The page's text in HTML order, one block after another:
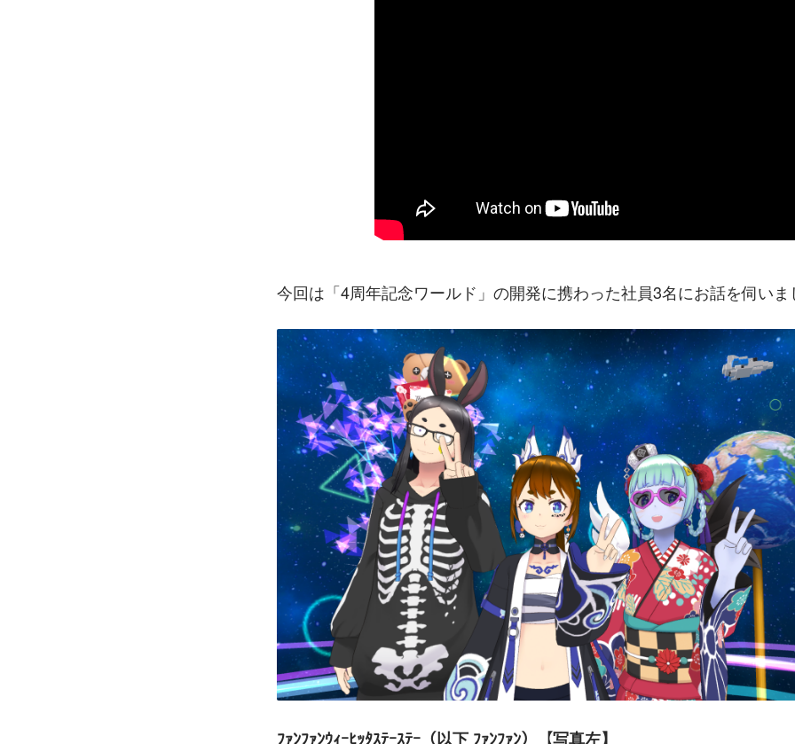
今回は「4周年記念ワールド」の開発に携わった社員3名にお話を伺いま
ﾌｧﾝﾌｧﾝｳｨｰﾋｯﾀｽﾃｰｽﾃｰ（以下 ﾌｧﾝﾌｧﾝ）【写真左】